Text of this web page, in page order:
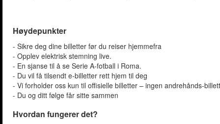
Høydepunkter
- Sikre deg dine billetter før du reiser hjemmefra
- Opplev elektrisk stemning live.
- En sjanse til å se Serie A-fotball i Roma.
- Du vil få tilsendt e-billetter rett hjem til deg
- Vi forholder oss kun til offisielle billetter – ingen andrehånds-
- Du og ditt følge får sitte sammen
Hvordan fungerer det?